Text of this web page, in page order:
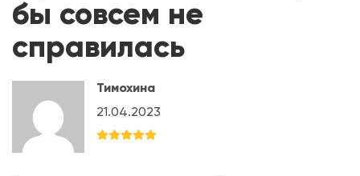
бы совсем не
справилась
Тимохина
21.04.2023